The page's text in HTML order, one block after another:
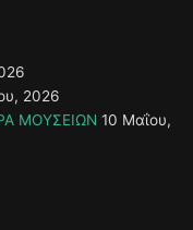
2026
ΜΟΥΣΕΙΩΝ 10 Μαΐου,